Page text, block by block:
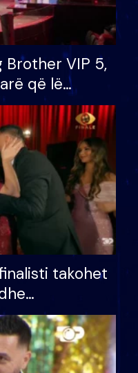
Brother VIP 5,
që lë
për
takohet
ndonjë letër